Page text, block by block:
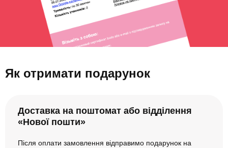
Як отримати подарунок
Доставка на поштомат або відділення
«Нової пошти»
Після оплати замовлення відправимо подарунок на